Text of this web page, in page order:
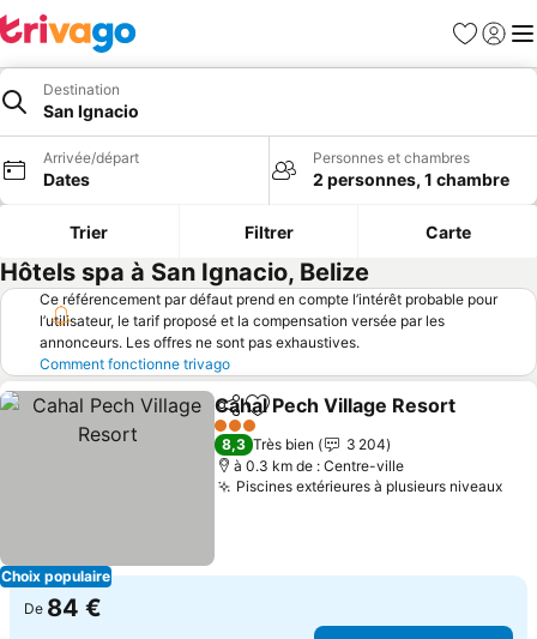
Favoris
Se
Destination
San Ignacio
Arrivée/départ
Dates
Personnes et chambres
2 personnes, 1 chambre
Trier Filtrer Carte
Hôtels spa à San Ignacio, Belize
Ce référencement par défaut prend en compte l’intérêt probable pour
l’utilisateur, le tarif proposé et la compensation versée par les
annonceurs. Les offres ne sont pas exhaustives.
Comment fonctionne trivago
Choix populaire
PartagerAjouter à mes favoris
Cahal Pech Village Resort
3 Étoiles
8,3 Très bien
3 204
à 0.3 km de : Centre-ville
Piscines extérieures à plusieurs niveaux
De 84 €